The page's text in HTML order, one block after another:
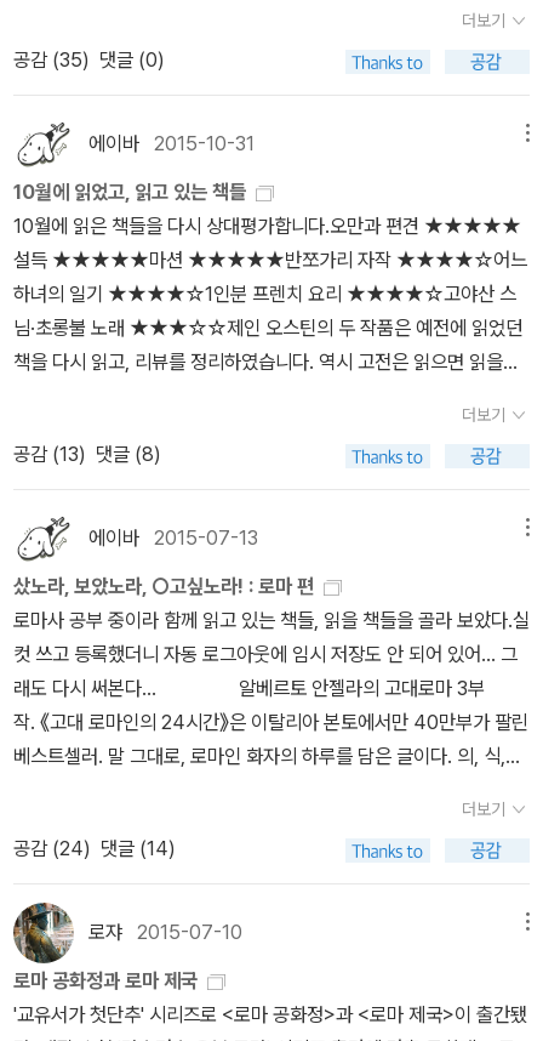
ort Introduction)과 '아주 짧은 개론'(A Very Short Introductio
n)이 있다. '짧은 개론' 중에는 생각, 감정, 신화, 선 편이 '옥스퍼드 인
터 2024년 현재까지 50권 넘게 나왔다.'옥스퍼드'라는 이름을 굳이
내세우지 않고 암약한 책도 있다. 옥스퍼드 대학 출판사에서 간행한
'일곱 가지 대죄'(The Seven Deadly Sins) 시리즈가 '우리를 지배
하는 7가지 욕망의 심리학'(민음인, 2007)이라는 평범한 시리즈명
으로 간행되었기 때문이다. 반면 앞서 언급한 <케임브리지 중국경제
사>처럼 '옥스퍼드'라는 이름 사용이 의아한 경우도 있다.예를 들어 <
옥스퍼드 오늘의 단어책>(월북, 2023)은 그 대학 출판부의 저 유명
드'가 들어 있지도 않고, 그 대학 출판부에서 나온 것도 아니다. 같은
논리라면 역시나 그 영어 사전 편집장이었던 사람의 저서 <단어 탐정
>(지식너머, 2018)도 <옥스퍼드 단어 탐정>이라고 해야 하지 않을
까.이쯤 되면 줄곧 경쟁만 일삼는 듯한 케임브리지와 옥스퍼드이지
만, 의외로 양쪽의 협업이라 할 만한 책도 있다. 앞서 언급한 <케임브
리지 카프카 입문>의 저자가 옥스퍼드 카프카 연구소의 대표이기 때
문인데, 그러다 보니 <케임브리지 카프카 입문: 옥스퍼드 카프카연구
소 소장이 쓴 카프카 입문 완전판>이라는 사뭇 카프카스러운 제목이
탄생하고 말았다.사실 우리나라에서 외국 대학 이름 팔아먹기의 대표
주자는 하버드라서 각종 '하버드 수업'을 비롯한 책 대부분은 원제와
번역서 제목이 영 딴판이게 마련이다. 심지어 '하버드 중국사'(너머북
History of the World)이다.케임브리지와 옥스퍼드 대학 출판부에
서 정식으로 그 학교 이름을 걸고 간행한 책뿐만 아니라, 단지 간행만
했을 뿐인 책은 물론이고, 심지어 그 대학이나 대학 출판부에 재직했
던 사람들까지 너도나도 그 명칭을 가져다 쓰는 이유는 당연히 그 권
위 때문일 것이다. 비유하자면 오랜 세월 동안 축적된 학문적 권위가
각 대학의 이름에도 배어 있다고나 할까.따라서 케임브리지와 옥스퍼
악 잡지에 발표한 글이거든요. 출판사 포노에서 번역한 원전은 지드
전집에 수록된 버전에 보충한 『 Notes sur Chopin』이고요. 앙드레
지드가 아마추어 피아니스트였고, 평생 음악을 가까이한 대작가인데
도 쓰는데 40년이 걸린 글... 쇼팽에 대한 지고지순한 사랑과 해석을
아주 간편하게 훔치려고(?) 한 저를 반성하고, 음악부터 들었습니다.
사실 「쇼팽 노트」는 길지 않습니다. 그런데 그 안에 쇼팽의 야상곡, 연
습곡, 환상곡이 짧게 전주곡 해설이 좀 더 많이 들어있어요. 텍스트를
몽땅 이해하고 싶은 마음에 스트레스를 받았지만 시간을 들여 천천히
음악을 집중해서 듣고 다시 책을 펼치니 괜찮더라고요. 반 정도만 이
해했다고 생각하는데 좀 더 공부해야겠지요. 음악도서 말고는 『로마
제국』이랑 『제1차 세계대전』을 좀 보다 말았습니다. 교유서가 첫 단
추 시리즈로 새로 나온 책인데 정말 괜찮아요. 다이제스트 판인데 흐
페소아들』을 펼쳤는데 일단 읽기는 다 읽었습니다. 정말 좋은 책이고
어 슬퍼요. 그리고 『피아노의 역사』와 『음악의 기쁨 1』을 읽고 있어
요. 요즘 라벨에 관심이 있는데 『음악의 기쁨』에서 대담을 이끄는 롤
랑 마뉘엘이 친우이자 제자더라고요. 마뉘엘이 쓴 『라벨』 읽고 싶은
데 번역이 없어서... 아 그리고 『음악의 기쁨』도 원래는 3편부터 읽을
려 했는데 1편부터 읽길 잘 한 것 같아요. 1편에서 악기부터 시작해서
기본적인 사항들을 얘기하거든요. 프랑스 문화나 클래식에 대한 지식
이 있으신 분들은 문제가 없겠습니다만 저는 뉴비라서...『쇼팽, 그 삶
에서 나오는 거라 코드 입력하면 음원도 따로 들을 수 있는 것 같아요.
CD도 두 장이나 있고, 곡 해설도 있는데 따로 참고하진 않았어요. 일
단 제 나름대로 들어보고 읽으려고요. 제가 요즘 빠져 있는 쇼팽의 전
주곡... 피아니스트 임동혁의 전주곡집은 도이치 그라모폰 매거진의
에디터스 초이스로 뽑혔습니다. 클래시카 채널에서 마르타 아르헤리
치의 77년 실황 영상을 봤는데요. 차이코프스키 피아노 협주곡 1번
과 프로코피예프 피아노 협주곡 3번이었어요. 특히 후자는 앙드레 프
으로 농업 생산력이 확대되고, 기술력이 발전했기에 이 둘의 관계는
더욱 확고해진다. 로마의 물 사용자들은 물의 품질과 각 수원지의 특
싫어했다. 따라서 수도교 물길은 가능한 한 서로 멀리 떨어져 있었으
며, 수도교의 물은 도시의 분수와 대중목욕탕에서 거리를 거쳐 강까
지 막힘없이 흘렀다. 수도꼭지도 없었으며, 다른 기술적 방법으로 물
의 흐름을 막는 일도 없었다. 이는 물을 존중하는 태도, 즉 물을 올바
르게 사용하기 위해 물을 계속 흐르게 놔두어야 한다고 생각했기 때
문이었으며 로마법은 수도관 물을 막아 담아 놓는 것을 금지했다. 이
러한 흐르는 물, 실내 배관과 하수체계는 제국 내 수인성 질병을 예방
했다.→ 아쿠아 아우구스타의 수원지인 세리노에서 종착지인 피스키
벤툼 수로와 서로 이어지지 않는 것을 확인할 수 있다. (크게보기 및
출처)저기 먼 만(灣)의 반대편, 소나무가 울창한 아펜니노 산맥의 고
지에서 세리누스의 수원을 끌어내어 그 물을 서쪽으로 보낸다. 그 물
이 굽이굽이 지하수로를 따라 흘러 겹쳐 쌓인 아치들의 정상에 있는
협곡에 이르면, 거대한 도관을 통과해 계곡을 가로지른다. 그렇게 캄
파니아 평원까지 내려간 물은 베수비우스 산을 크게 돌아 네아폴리스
만(나폴리 만)의 해안으로 남하하고, 마침내 미세눔 반도의 등뼈를 따
라서 먼지가 자욱한 해안마을까지… 약 1백 킬로미터에 이르는 길이
를 90미터 당 5센티미터도 안 되는 평균낙차로 흘러가는 것이다. -
로버트 해리스, 『폼페이』 (18-19)아우구스타 수도교의 종착지는 거
대한 지하 저수조, 피스키나 미라빌리스(기적의 저수지)이다. 바깥에
서 보면 도시 한 블록 정도의 길이에 반 블록 정도의 폭을 지닌, 낮고
있었다. 건물 주변에는 상점과 창고, 술집, 아파트 등이... 저수조의 둥
근 지붕은 48개의 기둥들이 받치고 있으며, 저수조 물 속에 잠겨 있
는 부분까지 합치면 총 길이가 15미터 이상에 달했다. -상동, (35)로
마 수로가 중요한 것은, 물 공급에 따라 도시의 상태가 많이 달라졌기
때문이다. 예를 들어 유류량이 감소하면 어획량이 줄고 식이단백질의
감소를 불러온다. 이 수원을 사적으로 사용할 수 있는 것은 원로원에
강한 자에게' 한마디였다고. 가장 강한 자가 그가 남긴 제국의 왕관을
쓰라는 것이다. 이후엔 물론 예측가능한 일이 벌어진다. '제2의 알렉
산드로스가 되려는 자들이 벌이는 죽음의 후계자 시합. 무덤 속 비밀
로 봉인되었던 제국의 야망과 전쟁과 몰락. 역사상 가장 뜨겁고 잔혹
했던 알렉산드로스 사후 10년이 펼쳐진다.'시황제의 진제국과 마찬가
지로 알렉산드로스의 제국도 그의 사후 그냥 흐지부지하다 몰락한 것
으로만 알고 있는데, 자세한 내막이 펼쳐진다니까 흥미를 갖게 된다.
저자 롬 교수에 대해서 '존경스런 학자인 동시에 타고난 스토리텔
러'라고 한 평판도 기대치를 높여준다. 저자는 로마시대를 다룬 책도
갖고 있는데, <네로의 법정에 선 세네카> 같은 책이다. 세네카 이야
기도 알렉산드로스의 이야기만큼이나 흥미진진하지 않을까 싶다.
지난 여름에 나온 1부 <로마의 일인자>에 이어서 겨울을 문턱에 두
고 2부 <풀잎관>이 나왔다. 전자가 여름휴가용이었다면 후자는 겨울
남겨놓고 있다). 제목의 '풀잎관'은 로마 최고의 군사 훈장이라 한다.
제1부 <로마의 일인자>에서는 ‘그리스어도 못하는 이탈리아 촌놈’으
로 재력을 가진 군인 가이우스 마리우스가 카이사르 가문과 정략결혼
을 함으로써 출신의 콤플렉스를 보완하고 양극화가 절정에 달한 시대
의 틈을 활용해 특유의 정치력과 수완으로 로마 최고의 권력자로 자
리잡는 모습을 그렸다면, 제2부 <풀잎관>에서는 주인공이 술라다.
술라가 본격적으로 야망을 드러내며, 전성기를 지나 노쇠한 마리우스
의 그늘을 벗어나 그와 겨루면서 목숨 건 투쟁을 펼친다. 또한 <풀잎
미트리다테스 6세의 야욕으로 인한 로마와의 참혹한 전쟁, 나아가 이
로 인해 복잡하게 얽히는 로마 내부의 정세와 인물들 간의 갈등 장면
에서 역사와 스토리를 엮는 저자의 뛰어난 역량을 다시금 확인할 수
있다.<로마의 일인자>에서도 그랬지만 말 그대로 로마의 목욕탕 속
에 푹 잠기게끔 하는 강력한 스토리텔링의 힘을 다시 한번 기대해봐
도 좋겠다... 15. 11. 21. P.S. 컬린 맥컬로판 '로마인 이야기'는 그 자
체로도 흥미로운 읽을 거리이지만, 로마사에 대한 이해를 심화시켜줄
더보기
공감 (35) 댓글 (0)
에이바 2015-10-31
10월에 읽었고, 읽고 있는 책들
10월에 읽은 책들을 다시 상대평가합니다.오만과 편견 ★★★★★
설득 ★★★★★마션 ★★★★★반쪼가리 자작 ★★★★☆어느
하녀의 일기 ★★★★☆1인분 프렌치 요리 ★★★★☆고야산 스
님·초롱불 노래 ★★★☆☆제인 오스틴의 두 작품은 예전에 읽었던
책을 다시 읽고, 리뷰를 정리하였습니다. 역시 고전은 읽으면 읽을수
브리짓 존스 3편이 영화 촬영 중이기 때문입니다. 그리고『오만과 편
견』의 패스티시인 『오만과 편견 그리고 좀비』 트레일러가 나왔습니
다. (혐오 및 잔인함 주의)영화로도 제작되었던 『마션』은 읽는 재미가
상당하지요. 지나고 여러번 다시 읽어도 주인공 마크 와트니의 유머
가 상당합니다. 그리고 과학 설명 때문에 왠지 모를 지적 고양감이 있
어요. 완전히 이해하지 못했다 하더라도 말이지요.(이해할 필요도 없
어요) 『반쪼가리 자작』은 이탈로 칼비노의 선조 3부작 중 첫 번째 작
품인데, 짧은 동화이지만 사회·역사적 울림이 있기에 클래식이라 할
만합니다. 『어느 하녀의 일기』도 올해 동명의 영화가 개봉했었죠. 무
비 타이 겸 나왔지만 옥타브 미르보의 첫 소개라는 점에서 의미가 깊
습니다. 벨에포크 때도 막장이 만연했다는 점을 알 수 있어요. 『1인분
프렌치 요리』는 거창한 재료 준비 없이도 간단히 프랑스 음식을 할 수
있다는 점에서 추천해요. 『고야산 스님·초롱불 노래』도 볼 만한데,
우는 일문학에서 볼 수 있는 어떤 예술을 향한 탐미주의라고 하나 그
런게 생각납니다.다음은 읽고 있거나, 읽었지만 리뷰를 쓰지 못해 재
독할 예정인 책입니다. 설국포스트맨은 두 번 벨을 울린다불안의 책
레이 브래드버리장미의 이름로마 제국셰익스피어 깊이 읽기셰익스피
더보기
공감 (13) 댓글 (8)
에이바 2015-07-13
샀노라, 보았노라, ○고싶노라! : 로마 편
로마사 공부 중이라 함께 읽고 있는 책들, 읽을 책들을 골라 보았다.실
컷 쓰고 등록했더니 자동 로그아웃에 임시 저장도 안 되어 있어... 그
래도 다시 써본다... 알베르토 안젤라의 고대로마 3부
작. 《고대 로마인의 24시간》은 이탈리아 본토에서만 40만부가 팔린
베스트셀러. 말 그대로, 로마인 화자의 하루를 담은 글이다. 의, 식,
거쳐 완성된 책이다. 《고대 로마 제국 15,000킬로미터를 가다》는 로
마의 주화 세스테르티우스의 유통 과정을 통해 로마 제국의 영토를
아우른다. 로마, 파리, 런던, 아프리카와 인도에 이르기까지 제국의 정
책과 속주도시의 문화 등을 볼 수 있다. 《고대 로마인의 성과 사랑》...
무슨 말이 필요한가요? 콜린 매컬로의 《로마의 일인자》를
출간한 교유서가의 첫 단추 시리즈. 《로마 공화정》은 로마의 공화정
이 어떻게 형성되고 자리잡았으며 독재를 거쳐 제정으로 발전해나가
더보기
공감 (24) 댓글 (14)
로쟈 2015-07-10
로마 공화정과 로마 제국
'교유서가 첫단추' 시리즈로 <로마 공화정>과 <로마 제국>이 출간됐